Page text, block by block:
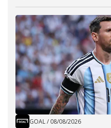
GOAL/ 08/08/2026